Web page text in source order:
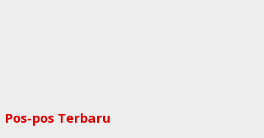
Pos-pos Terbaru